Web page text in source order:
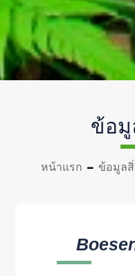
ข้อมู
หน้าแรก ข้อมูล